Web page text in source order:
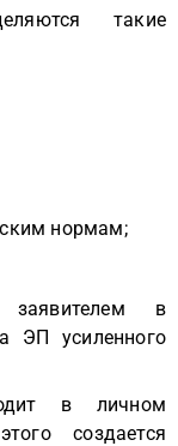
такие
нормам;
заявителем в
ЭП усиленного
в личном
создается